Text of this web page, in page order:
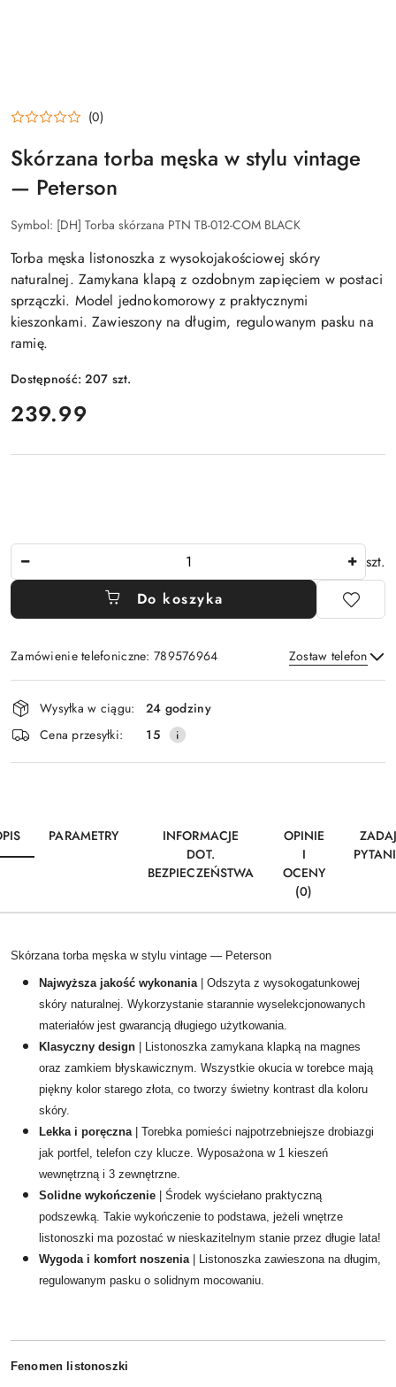
(0)
Skórzana torba męska w stylu vintage
— Peterson
Symbol: [DH] Torba skórzana PTN TB-012-COM BLACK
Torba męska listonoszka z wysokojakościowej skóry
naturalnej. Zamykana klapą z ozdobnym zapięciem w postaci
sprzączki. Model jednokomorowy z praktycznymi
kieszonkami. Zawieszony na długim, regulowanym pasku na
ramię.
Dostępność:207 szt.
cena:
239.99
szt.
Do koszyka
Zamówienie telefoniczne: 789576964 Zostaw telefon
Wyślij
Dostępność
i
dostawa
Wysyłka w ciągu:
24 godziny
Cena przesyłki:
15
PARAMETRY
INFORMACJE
DOT.
BEZPIECZEŃSTWA
OPINIE
I
OCENY
(0)
Skórzana torba męska w stylu vintage — Peterson
Najwyższa jakość wykonania| Odszyta z wysokogatunkowej
skóry naturalnej. Wykorzystanie starannie wyselekcjonowanych
materiałów jest gwarancją długiego użytkowania.
Klasyczny design
Listonoszka zamykana klapką na magnes
oraz zamkiem błyskawicznym. Wszystkie okucia w torebce mają
piękny kolor starego złota, co tworzy świetny kontrast dla koloru
skóry.
Lekka i poręczna| Torebka pomieści najpotrzebniejsze drobiazgi
jak portfel, telefon czy klucze. Wyposażona w 1 kieszeń
wewnętrzną i 3 zewnętrzne.
Solidne wykończenie
| Środek wyściełano praktyczną
podszewką. Takie wykończenie to podstawa, jeżeli wnętrze
listonoszki ma pozostać w nieskazitelnym stanie przez długie lata!
Wygoda i komfort noszenia
Listonoszka zawieszona na długim,
regulowanym pasku o solidnym mocowaniu.
Fenomen listonoszki